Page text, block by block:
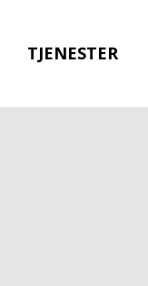
TJENESTER